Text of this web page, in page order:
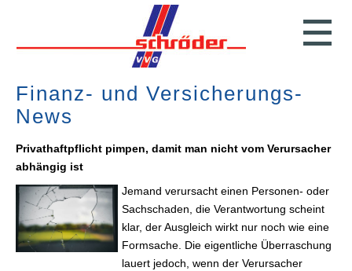
Finanz- und Versicherungs-
News
Privathaftpflicht pimpen, damit man nicht vom Verursacher
abhängig ist
Jemand verursacht einen Per­sonen- oder
Sachschaden, die Verantwortung scheint
klar, der Ausgleich wirkt nur noch wie eine
Formsache. Die eigentliche Überraschung
lauert jedoch, wenn der Verursacher